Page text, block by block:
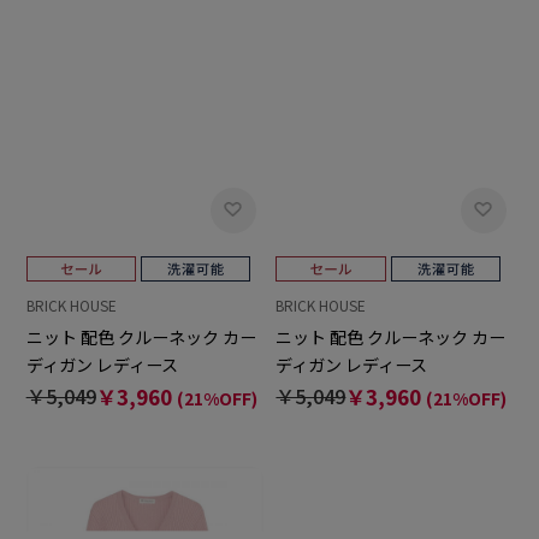
BRICK HOUSE
ニット 配色 クルーネック カー
ディガン レディース
￥5,049￥3,960 (21%OFF)
BRICK HOUSE
ニット 配色 クルーネック カー
ディガン レディース
￥5,049￥3,960 (21%OFF)